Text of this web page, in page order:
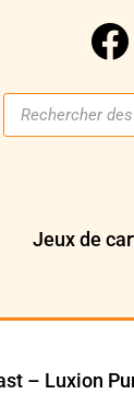
Jeux de
– Luxion